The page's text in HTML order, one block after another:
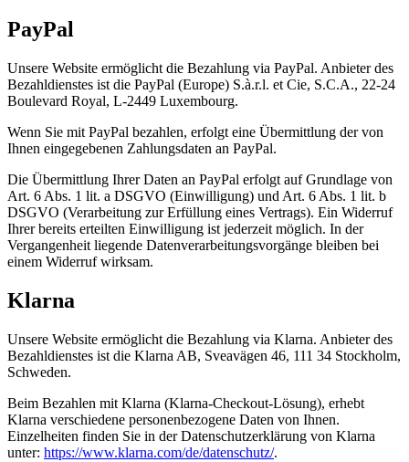
PayPal
Unsere Website ermöglicht die Bezahlung via PayPal. Anbieter des
Bezahldienstes ist die PayPal (Europe) S.à.r.l. et Cie, S.C.A., 22-24
Boulevard Royal, L-2449 Luxembourg.
Wenn Sie mit PayPal bezahlen, erfolgt eine Übermittlung der von
Ihnen eingegebenen Zahlungsdaten an PayPal.
Die Übermittlung Ihrer Daten an PayPal erfolgt auf Grundlage von
Art. 6 Abs. 1 lit. a DSGVO (Einwilligung) und Art. 6 Abs. 1 lit. b
DSGVO (Verarbeitung zur Erfüllung eines Vertrags). Ein Widerruf
Ihrer bereits erteilten Einwilligung ist jederzeit möglich. In der
Vergangenheit liegende Datenverarbeitungsvorgänge bleiben bei
einem Widerruf wirksam.
Klarna
Unsere Website ermöglicht die Bezahlung via Klarna. Anbieter des
Bezahldienstes ist die Klarna AB, Sveavägen 46, 111 34 Stockholm,
Schweden.
Beim Bezahlen mit Klarna (Klarna-Checkout-Lösung), erhebt
Klarna verschiedene personenbezogene Daten von Ihnen.
Einzelheiten finden Sie in der Datenschutzerklärung von Klarna
unter: https://www.klarna.com/de/datenschutz/.